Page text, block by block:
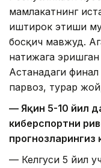
мамлакатнинг
иштирок этиши
босқич мавжуд.
натижага
Астанадаги
парвоз, турар
— Яқин 5-10 йил
киберспортни
прогнозларингиз
— Келгуси 5 йил